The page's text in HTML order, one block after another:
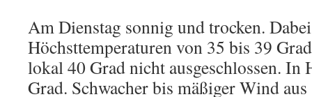
Am Dienstag sonnig und trocken.
Höchsttemperaturen von 35 bis 39
lokal 40 Grad nicht ausgeschlossen. In
Grad. Schwacher bis mäßiger Wind